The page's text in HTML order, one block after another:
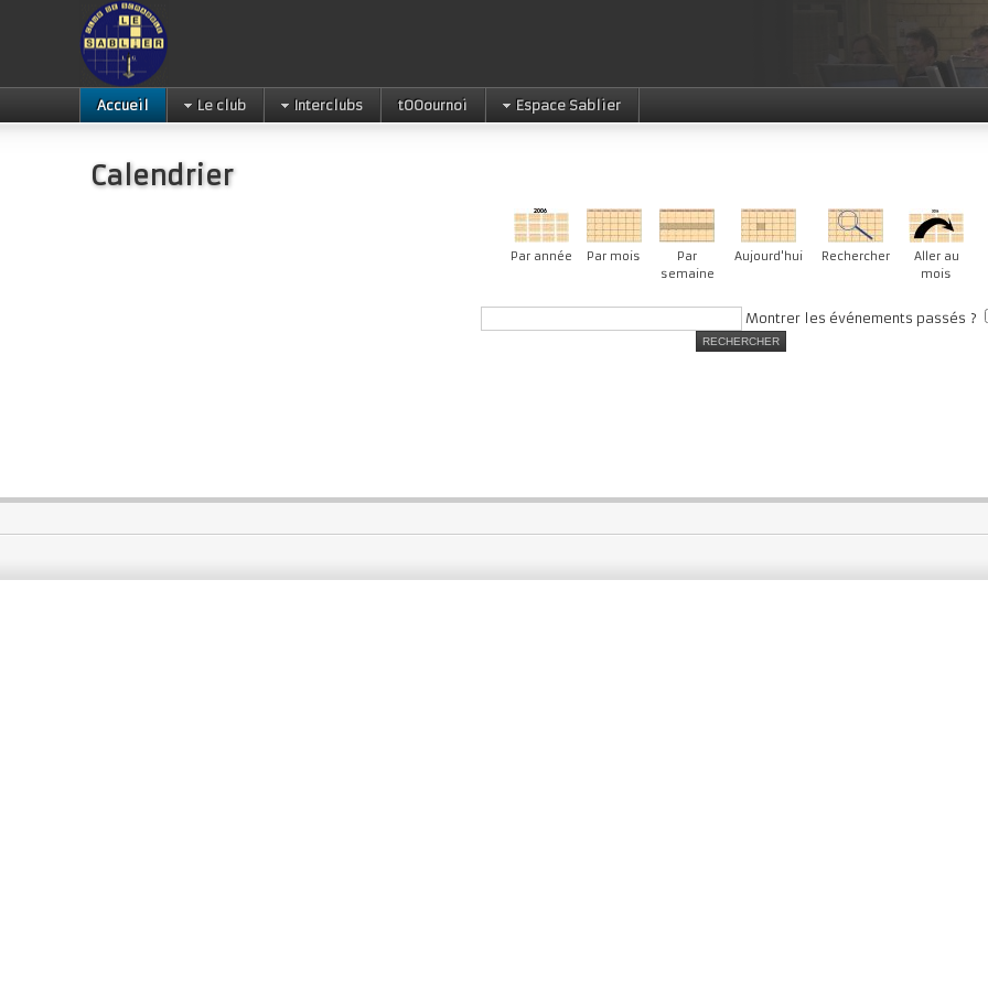
Accueil Le club Interclubs tOOournoi Espace Sablier
Calendrier
Par année Par mois
Par
semaine
Aujourd'hui Rechercher
Aller au
mois
Montrer les événements passés ?